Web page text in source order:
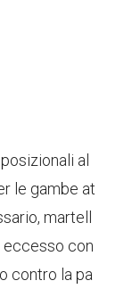
al
le gambe at
martell
eccesso con
contro la pa